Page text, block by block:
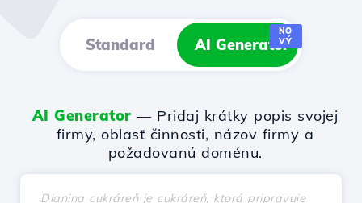
Standard AI Generator
NO
VÝ
AI Generator — Pridaj krátky popis svojej
firmy, oblasť činnosti, názov firmy a
požadovanú doménu.